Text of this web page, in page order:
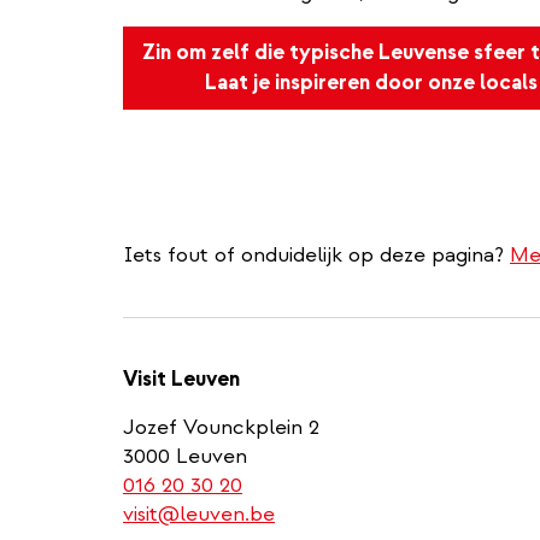
Zin om zelf die typische Leuvense sfeer
Laat je inspireren door onze locals
Iets fout of onduidelijk op deze pagina?
Visit Leuven
Jozef Vounckplein 2
3000 Leuven
016 20 30 20
is
visit@leuven.be